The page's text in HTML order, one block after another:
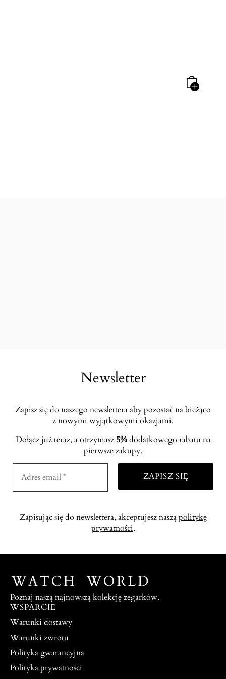
Newsletter
Zapisz się do naszego newslettera aby pozostać na bieżąco
z nowymi wyjątkowymi okazjami.
Dołącz już teraz, a otrzymasz 5%dodatkowego rabatu na
pierwsze zakupy.
Zapisując się do newslettera, akceptujesz nasząpolitykę
prywatności.
Poznaj naszą najnowszą kolekcję zegarków.
WSPARCIE
Warunki dostawy
Warunki zwrotu
Polityka gwarancyjna
Polityka prywatności